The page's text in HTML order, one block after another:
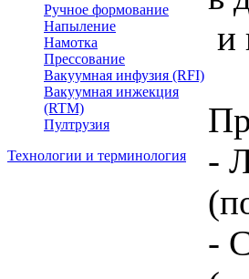
Ручное формование
Напыление
Намотка
Прессование
Вакуумная инфузия (RFI)
Вакуумная инжекция
(RTM)
Пултрузия
Технологии и терминология
и
-
-